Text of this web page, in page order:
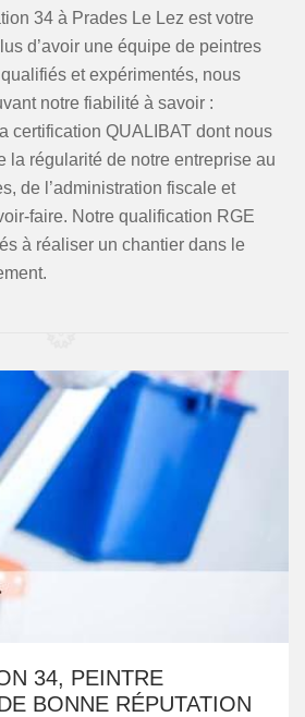
34 à Prades Le Lez est votre
d’avoir une équipe de peintres
et expérimentés, nous
notre fiabilité à savoir :
certification QUALIBAT dont nous
la régularité de notre entreprise au
de l’administration fiscale et
faire. Notre qualification RGE
à réaliser un chantier dans le
34, PEINTRE
BONNE RÉPUTATION